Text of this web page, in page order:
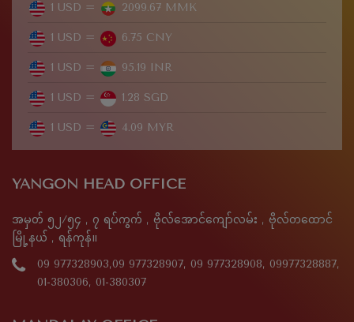
1 USD = 2099.67 MMK
1 USD = 6.75 CNY
1 USD = 95.19 INR
1 USD = 1.28 SGD
1 USD = 4.09 MYR
YANGON HEAD OFFICE
အမှတ် ၅၂/၅၄ , ၇ ရပ်ကွက် , ဗိုလ်အောင်ကျော်လမ်း , ဗိုလ်တထောင်
မြို့နယ် , ရန်ကုန်။
09 977328903,09 977328907, 09 977328908, 09977328887,
01-380306, 01-380307